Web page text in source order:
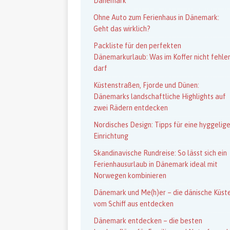
Ohne Auto zum Ferienhaus in Dänemark:
Geht das wirklich?
Packliste für den perfekten
Dänemarkurlaub: Was im Koffer nicht
darf
Küstenstraßen, Fjorde und Dünen:
Dänemarks landschaftliche Highlights auf
zwei Rädern entdecken
Nordisches Design: Tipps für eine hyggelige
Einrichtung
Skandinavische Rundreise: So lässt sich ein
Ferienhausurlaub in Dänemark ideal mit
Norwegen kombinieren
Dänemark und Me(h)er – die dänische
vom Schiff aus entdecken
Dänemark entdecken – die besten